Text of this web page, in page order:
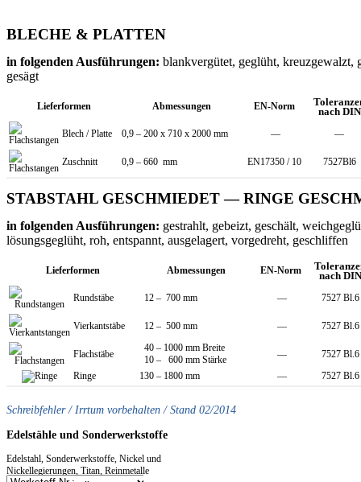
BLECHE & PLATTEN
in folgenden Ausführungen: blankvergütet, geglüht, kreuzgewalzt,
gesägt
Lieferformen Abmessungen EN-Norm
nach DIN
Blech / Platte 0,9 – 200 x 710 x 2000 mm — —
Zuschnitt 0,9 – 660 mm EN17350 / 10 7527Bl6
STABSTAHL GESCHMIEDET — RINGE
in folgenden Ausführungen: gestrahlt, gebeizt, geschält,
lösungsgeglüht, roh, entspannt, ausgelagert, vorgedreht, geschliffen
Lieferformen Abmessungen EN-Norm
nach DIN
Rundstäbe 12 – 700 mm — 7527 Bl.6
Vierkantstäbe 12 – 500 mm — 7527 Bl.6
Flachstäbe
40 – 1000 mm Breite
10 – 600 mm Stärke
—
7527 Bl.6
Ringe
130 – 1800 mm — 7527 Bl.6
Schreibfehler / Irrtum vorbehalten / Stand 02/2014
Edelstähle und Sonderwerkstoffe
Edelstahl, Sonderwerkstoffe, Nickel und
Nickellegierungen, Titan, Reinmetalle